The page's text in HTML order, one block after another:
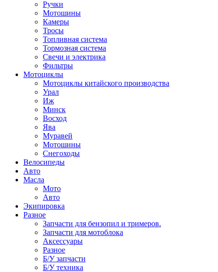
Ручки
Мотошины
Камеры
Тросы
Топливная система
Тормозная система
Свечи и электрика
Фильтры
Мотоциклы
Мотоциклы китайского производства
Урал
Иж
Минск
Восход
Ява
Муравей
Мотошины
Снегоходы
Велосипеды
Авто
Масла
Мото
Авто
Экипировка
Разное
Запчасти для бензопил и тримеров.
Запчасти для мотоблока
Аксессуары
Разное
Б/У запчасти
Б/У техника